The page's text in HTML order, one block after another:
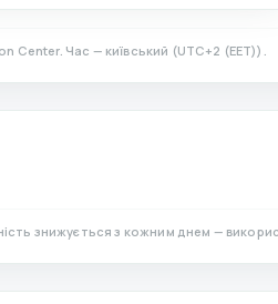
Center. Час — київський (UTC+2 (EET)).
знижується з кожним днем —